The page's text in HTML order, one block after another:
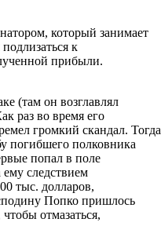
который занимает
к
прибыли.
(там он возглавлял
раз во время его
громкий скандал. Тогда
погибшего полковника
попал в поле
следствием
тыс. долларов,
Попко пришлось
отмазаться,